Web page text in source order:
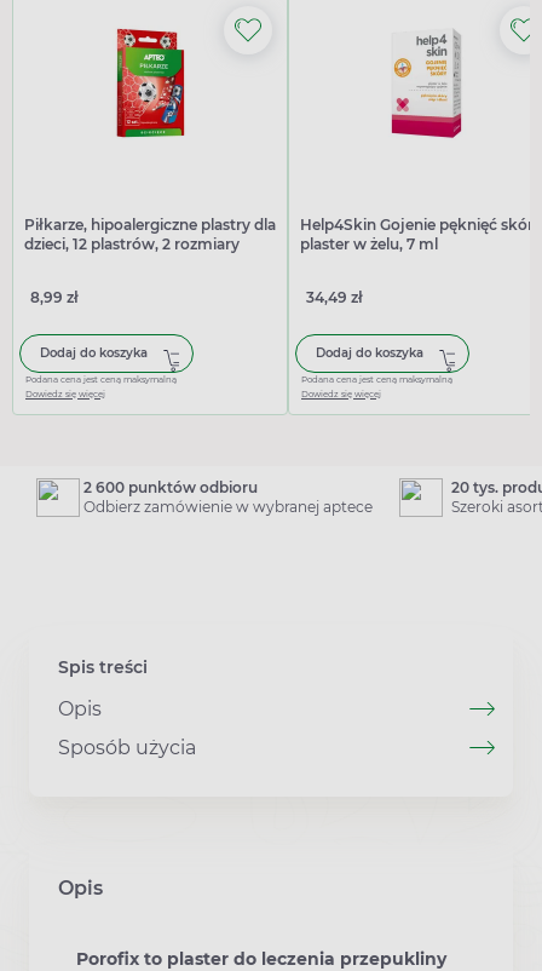
Piłkarze, hipoalergiczne plastry dla
dzieci, 12 plastrów, 2 rozmiary
8,99 zł
Dodaj do koszyka
Podana cena jest ceną maksymalną
Dowiedz się więcej
Help4Skin Gojenie pęknięć
plaster w żelu, 7 ml
34,49 zł
Dodaj do koszyka
Podana cena jest ceną maksymalną
Dowiedz się więcej
2 600 punktów odbioru
Odbierz zamówienie w wybranej aptece
20 tys.
Szeroki
Spis treści
Opis
Sposób użycia
Opis
Porofix to plaster do leczenia przepukliny